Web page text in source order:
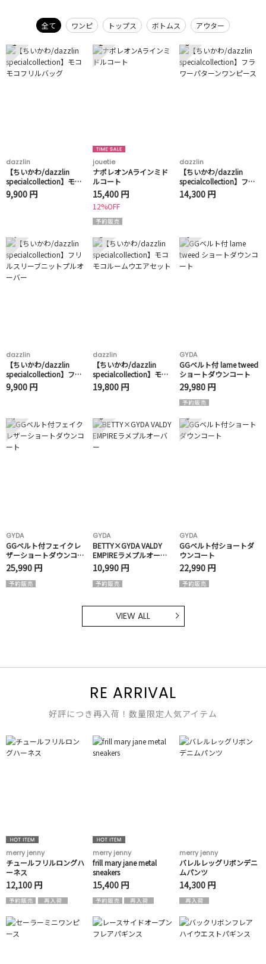
全て ワンピ トップス ボトムス アウター
1
dazzlin
【ちいかわ/dazzlin
specialcollection】モコ
モコフリルバッグ
9,900 円
2
jouetie
ナポレオンAラインミド
ルコート
15,400 円
12%OFF
3
dazzlin
【ちいかわ/dazzlin
specialcollection】フラ
ワーパターンワンピース
14,300 円
4
dazzlin
【ちいかわ/dazzlin
specialcollection】フリ
ルスリーブニットプルオ
ーバー
9,900 円
5
dazzlin
【ちいかわ/dazzlin
specialcollection】モコ
モコルームウエアセット
19,800 円
6
GYDA
GGベルト付 lame tweed
ショートダウンコート
29,980 円
7
GYDA
GGベルト付フェイクレ
ザーショートダウンコー
ト
25,990 円
8
GYDA
BETTY×GYDA VALDY
EMPIREラメプルオーバ
ー
10,990 円
9
GYDA
GGベルト付ショートダ
ウンコート
22,990 円
VIEW ALL
RE ARRIVAL
好評につき再入荷！数量限定人気アイテム
merry jenny
チュールフリルロングハ
ーネス
12,100 円
merry jenny
frill mary jane metal
sneakers
15,400 円
merry jenny
バレルレッグリボンデニ
ムパンツ
14,300 円